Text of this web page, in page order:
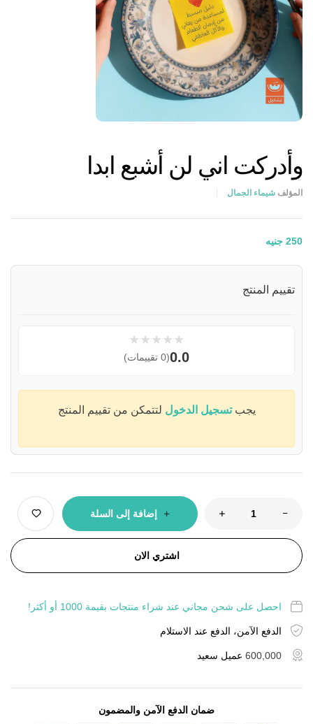
وأدركت اني لن أشبع ابدا
المؤلف شيماء الجمال
250 جنيه
تقييم المنتج
★
★
★
★
★
0.0(0 تقييمات)
يجبتسجيل الدخول لتتمكن من تقييم المنتج
إضافة إلى السلة
اشتري الان
احصل على شحن مجاني عند شراء منتجات بقيمة 1000 أو أكثر!
الدفع الآمن، الدفع عند الاستلام
600,000 عميل سعيد
ضمان الدفع الآمن والمضمون